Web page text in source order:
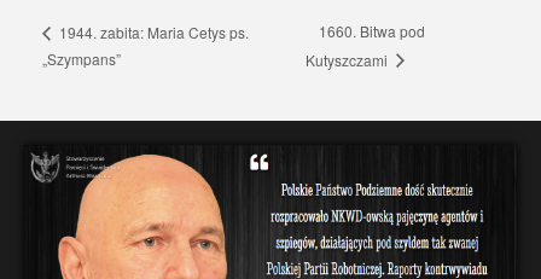
1944. zabita: Maria Cetys ps.
„Szympans”
1660. Bitwa pod
Kutyszczami